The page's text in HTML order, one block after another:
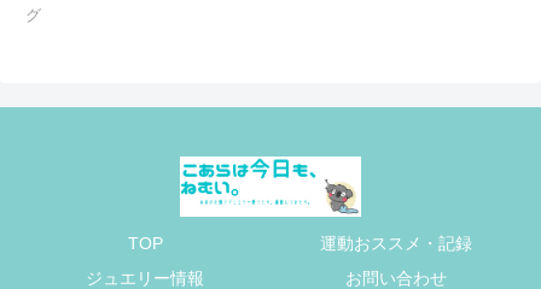
グ
TOP
運動おススメ・記録
ジュエリー情報
お問い合わせ